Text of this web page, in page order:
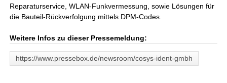
Reparaturservice, WLAN-Funkvermessung, sowie Lösungen für
die Bauteil-Rückverfolgung mittels DPM-Codes.
Weitere Infos zu dieser Pressemeldung:
https://www.pressebox.de/newsroom/cosys-ident-gmbh